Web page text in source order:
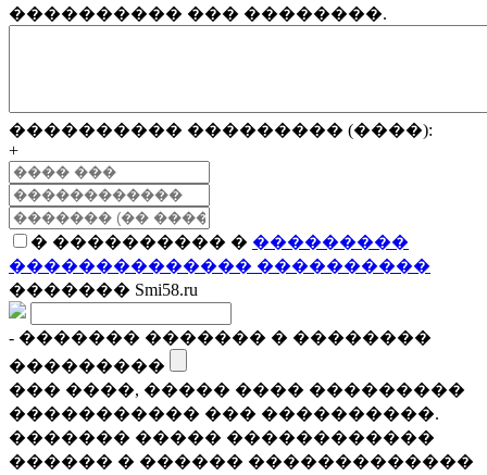
���������� ��� ��������.
���������� ��������� (����):
+
� ���������� � ���������
�������������� ����������
������� Smi58.ru
- ������� ������� � ��������
���������
��� ����, ����� ���� ���������
����������� ��� ����������.
������� ����� ������������
������ � ������ �������������